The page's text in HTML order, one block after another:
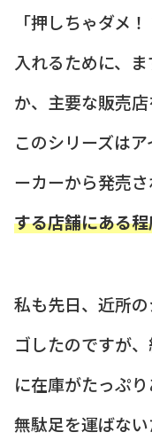
「押しちゃダメ
入れるために、
か、主要な販売店
このシリーズは
ーカーから発売さ
する店舗にある
私も先日、近所
ゴしたのですが
に在庫がたっぷり
無駄足を運ばな